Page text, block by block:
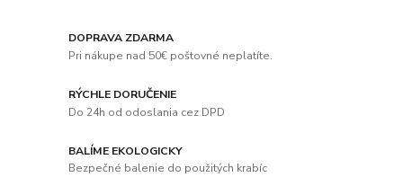
DOPRAVA ZDARMA
Pri nákupe nad 50€ poštovné neplatíte.
RÝCHLE DORUČENIE
Do 24h od odoslania cez DPD
BALÍME EKOLOGICKY
Bezpečné balenie do použitých krabíc